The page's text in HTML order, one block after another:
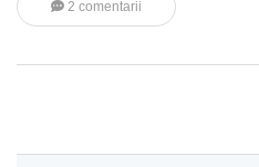
2 comentarii